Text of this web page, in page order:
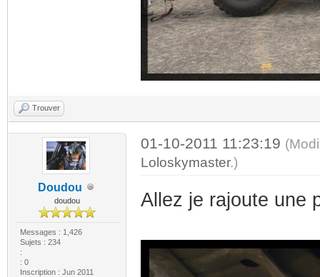
Trouver
Doudou
doudou
Messages : 1,426
Sujets : 234
:
: 0
Inscription : Jun 2011
01-10-2011 11:23:19
Loloskymaster.)
Allez je rajoute une